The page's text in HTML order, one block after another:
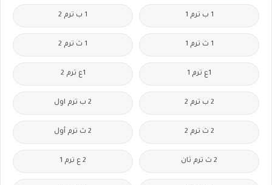
1 ب ترم 1 1 ب ترم 2
1 ث ترم 1 1 ث ترم 2
1ع ترم 1 1ع ترم 2
2 ب ترم 2 2 ب ترم اول
2 ث ترم 2 2 ث ترم أول
2 ث ترم ثان 2 ع ترم 1